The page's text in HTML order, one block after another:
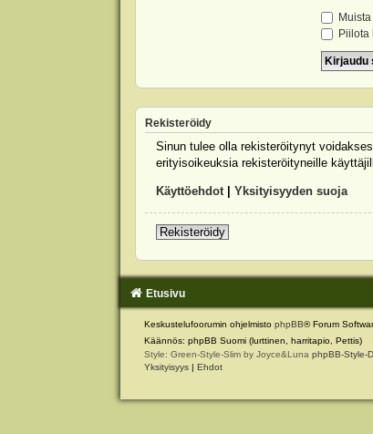
Piilota
Rekisteröidy
Sinun tulee olla rekisteröitynyt
erityisoikeuksia rekisteröityneille
Käyttöehdot| Yksityisyyden suoja
Rekisteröidy
Etusivu
Keskustelufoorumin ohjelmisto phpBB® Forum
Käännös: phpBB Suomi (lurttinen, harritapio, Pettis)
Style: Green-Style-Slim by Joyce&Luna phpBB-Style-
Yksityisyys | Ehdot